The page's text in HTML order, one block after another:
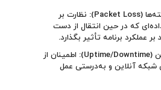
از دست رفتن بسته‌ها (Packet Loss): نظارت بر
که در حین انتقال از دست
عملکرد برنامه تأثیر بگذارد.
زمان آنلاین/آفلاین (Uptime/Downtime): اطمینان از
شبکه آنلاین و به‌درستی عمل